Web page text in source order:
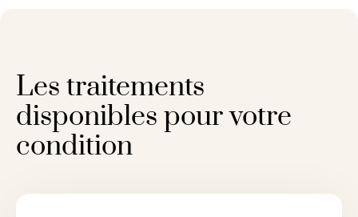
Les traitements
disponibles pour votre
condition